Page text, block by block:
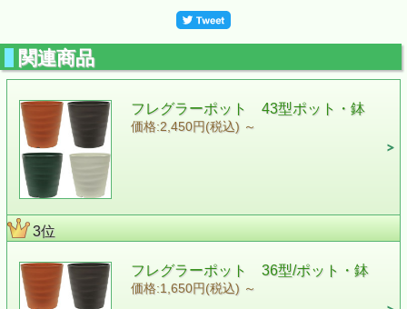
関連商品
フレグラーポット 43型ポット・鉢
価格:2,450円(税込) ～
3位
フレグラーポット 36型/ポット・鉢
価格:1,650円(税込) ～